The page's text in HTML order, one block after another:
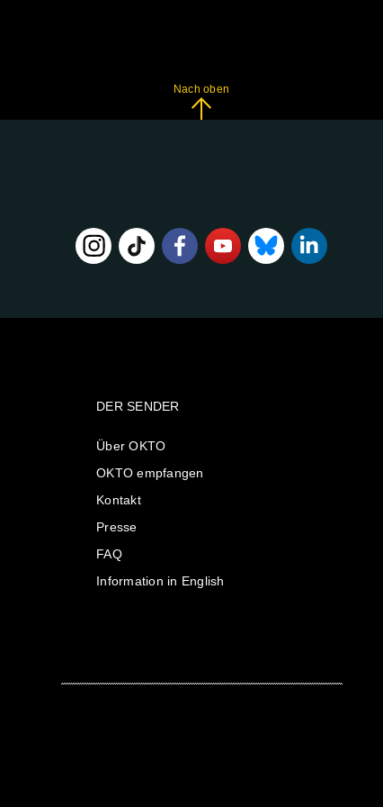
Nach oben
DER SENDER
Über OKTO
OKTO empfangen
Kontakt
Presse
FAQ
Information in English